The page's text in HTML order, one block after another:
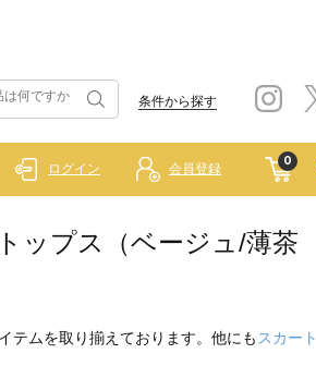
条件から探す
0
ログイン 会員登録
ップス（ベージュ/薄茶
テムを取り揃えております。他にも スカート